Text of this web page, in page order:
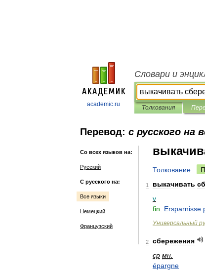
academic.ru
Словари и
Толкования
Перевод: с русского на
Со всех языков на:
Русский
С русского на:
Все языки
Немецкий
Французский
Толкование
1 выкачивать
v
fin
Ersparnisse
Универсальный
2
сбережения
ср мн
épargne